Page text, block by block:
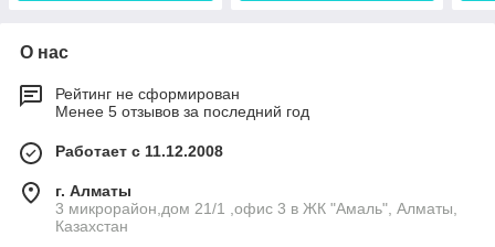
О нас
Рейтинг не сформирован
Менее 5 отзывов за последний год
Работает с 11.12.2008
г. Алматы
3 микрорайон,дом 21/1 ,офис 3 в ЖК "Амаль", Алматы,
Казахстан